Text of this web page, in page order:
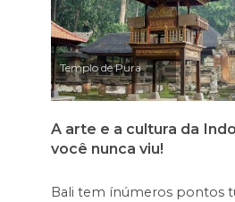
Templo de Pura
A arte e a cultura da
você nunca viu!
Bali tem ínúmeros pontos